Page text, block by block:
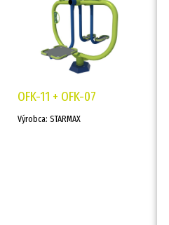
OFK-11 + OFK-07
Výrobca: STARMAX